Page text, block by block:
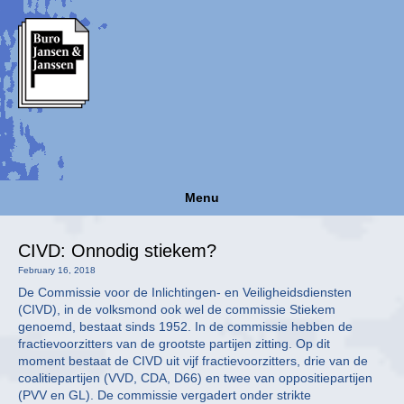
Menu
CIVD: Onnodig stiekem?
February 16, 2018
De Commissie voor de Inlichtingen- en Veiligheidsdiensten
(CIVD), in de volksmond ook wel de commissie Stiekem
genoemd, bestaat sinds 1952. In de commissie hebben de
fractievoorzitters van de grootste partijen zitting. Op dit
moment bestaat de CIVD uit vijf fractievoorzitters, drie van de
coalitiepartijen (VVD, CDA, D66) en twee van oppositiepartijen
(PVV en GL). De commissie vergadert onder strikte